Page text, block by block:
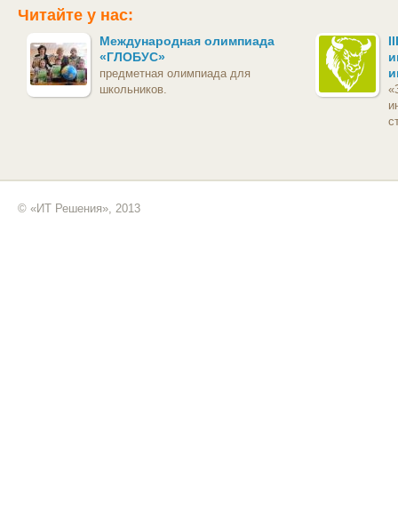
Читайте у нас:
Международная олимпиада
«ГЛОБУС»
предметная олимпиада для
школьников.
© «ИТ Решения», 2013